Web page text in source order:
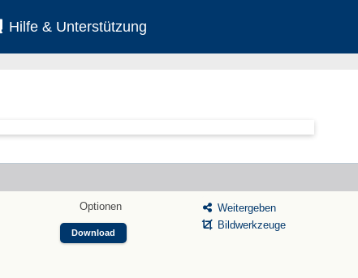
Hilfe & Unterstützung
Optionen
Download
Weitergeben
Bildwerkzeuge